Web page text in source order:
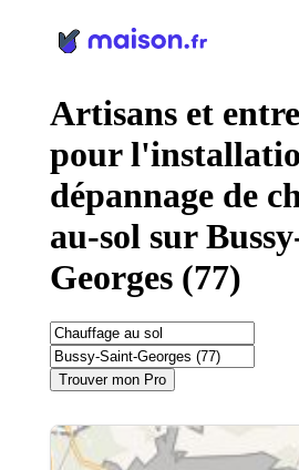
Artisans et
pour
dépannage de
au-sol sur
Georges (77)
Trouver mon Pro